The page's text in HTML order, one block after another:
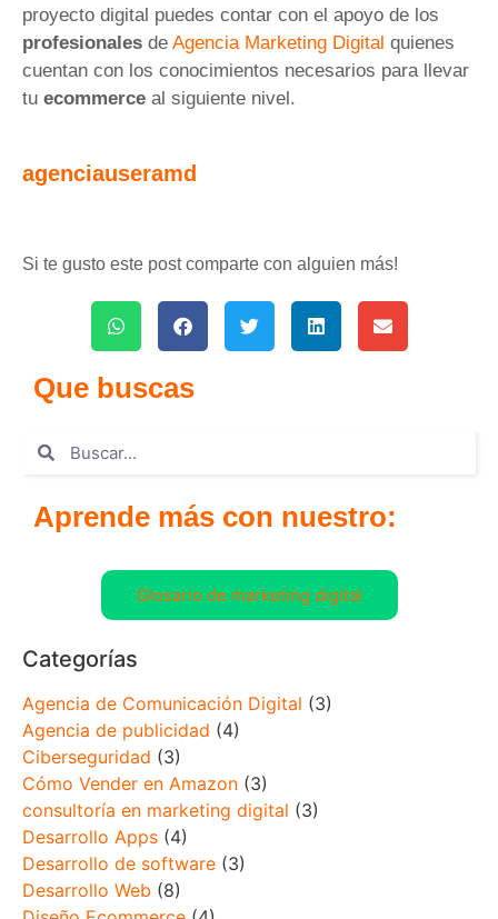
proyecto digital puedes contar con el apoyo de los
profesionales de Agencia Marketing Digital quienes
cuentan con los conocimientos necesarios para llevar
tu ecommerce al siguiente nivel.
agenciauseramd
Si te gusto este post comparte con alguien más!
Que buscas
Aprende más con nuestro:
Glosario de marketing digital
Categorías
Agencia de Comunicación Digital (3)
Agencia de publicidad (4)
Ciberseguridad (3)
Cómo Vender en Amazon (3)
consultoría en marketing digital (3)
Desarrollo Apps (4)
Desarrollo de software (3)
Desarrollo Web (8)